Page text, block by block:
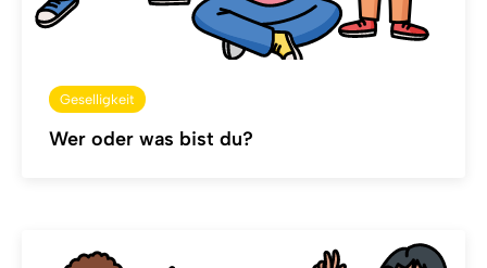
Geselligkeit
Wer oder was bist du?